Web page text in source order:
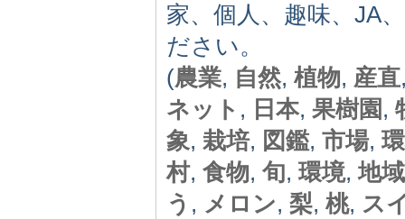
家、個人、趣味、JA
ださい。
(農業, 自然, 植物, 産直
ネット , 日本, 果樹園 ,
象, 栽培, 図鑑, 市場,
村, 食物, 旬, 環境,地域
う , メロン, 梨, 桃, ス